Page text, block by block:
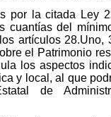
por la citada Ley
del
artículos
el Patrimonio
los aspectos
y local, al que
de